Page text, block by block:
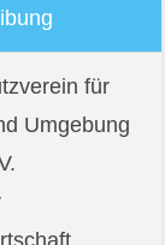
für
Umgebung